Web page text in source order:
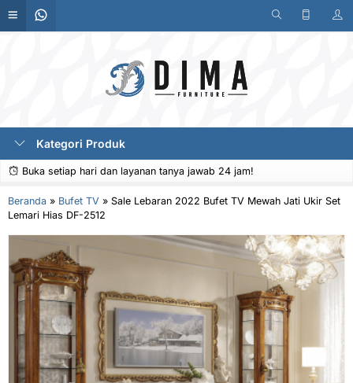
Kategori Produk
Buka setiap hari dan layanan tanya jawab 24 jam!
Beranda » Bufet TV » Sale Lebaran 2022 Bufet TV Mewah Jati Ukir Set
Lemari Hias DF-2512